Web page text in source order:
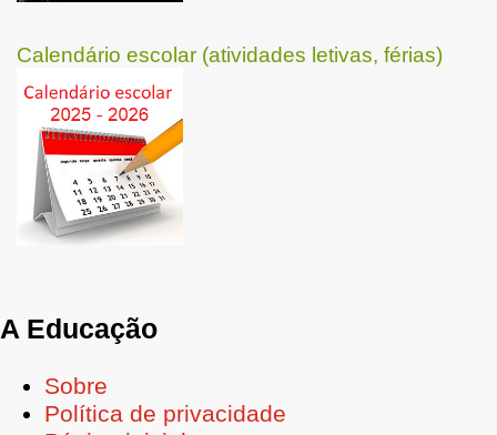
Calendário escolar (atividades letivas, férias)
A Educação
Sobre
Política de privacidade